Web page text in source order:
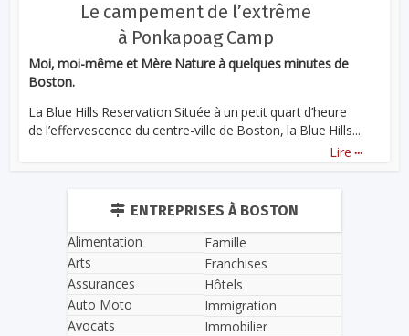
Le campement de l’extrême
à Ponkapoag Camp
Moi, moi-même et Mère Nature à quelques minutes de
Boston.
La Blue Hills Reservation Située à un petit quart d’heure
de l’effervescence du centre-ville de Boston, la Blue Hills...
Lire ...
ENTREPRISES À BOSTON
Alimentation
Arts
Assurances
Auto Moto
Avocats
Famille
Franchises
Hôtels
Immigration
Immobilier